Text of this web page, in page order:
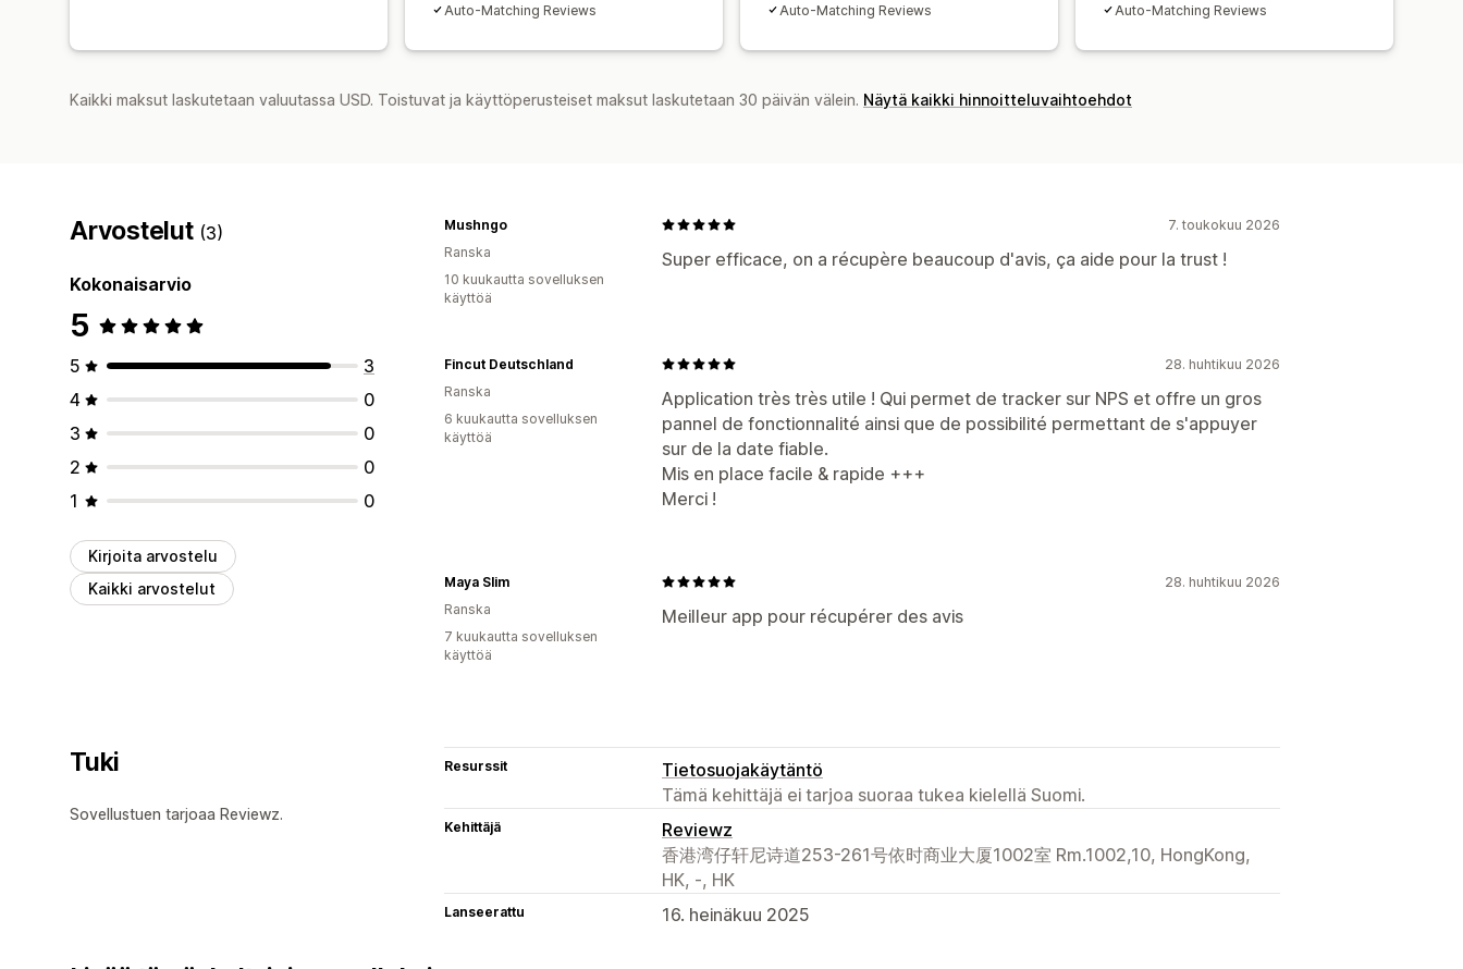
Auto-Matching Reviews
Auto-Matching Reviews
Auto-Matching Reviews
Kaikki maksut laskutetaan valuutassa USD. Toistuvat ja käyttöperusteiset maksut laskutetaan 30 päivän välein. Näytä kaikki hinnoitteluvaihtoehdot
Arvostelut (3)
Kokonaisarvio
5
5
3
4
0
3
0
2
0
1
0
Kirjoita arvostelu
Kaikki arvostelut
7. toukokuu 2026
Super efficace, on a récupère beaucoup d'avis, ça aide pour la trust !
Mushngo
Ranska
10 kuukautta sovelluksen
käyttöä
28. huhtikuu 2026
Application très très utile ! Qui permet de tracker sur NPS et offre un gros
pannel de fonctionnalité ainsi que de possibilité permettant de s'appuyer
sur de la date fiable.
Mis en place facile & rapide +++
Merci !
Fincut Deutschland
Ranska
6 kuukautta sovelluksen
käyttöä
28. huhtikuu 2026
Meilleur app pour récupérer des avis
Maya Slim
Ranska
7 kuukautta sovelluksen
käyttöä
Tuki
Sovellustuen tarjoaa Reviewz.
Resurssit
Tietosuojakäytäntö
Tämä kehittäjä ei tarjoa suoraa tukea kielellä Suomi.
Kehittäjä
Reviewz
⾹港湾仔轩尼诗道253-261号依时商业⼤厦1002室 Rm.1002,10, HongKong,
HK, -, HK
Lanseerattu 16. heinäkuu 2025